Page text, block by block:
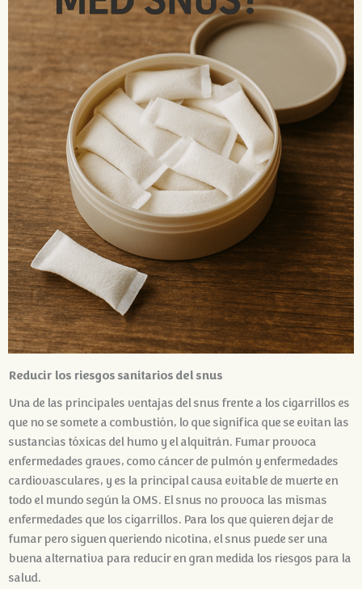
Reducir los riesgos sanitarios del snus
Una de las principales ventajas del snus frente a los cigarrillos es
que no se somete a combustión, lo que significa que se evitan las
sustancias tóxicas del humo y el alquitrán. Fumar provoca
enfermedades graves, como cáncer de pulmón y enfermedades
cardiovasculares, y es la principal causa evitable de muerte en
todo el mundo según la OMS. El snus no provoca las mismas
enfermedades que los cigarrillos. Para los que quieren dejar de
fumar pero siguen queriendo nicotina, el snus puede ser una
buena alternativa para reducir en gran medida los riesgos para la
salud.